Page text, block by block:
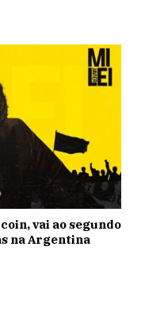
vai ao segundo
na Argentina